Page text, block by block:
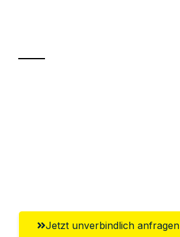
Jetzt unverbindlich anfragen